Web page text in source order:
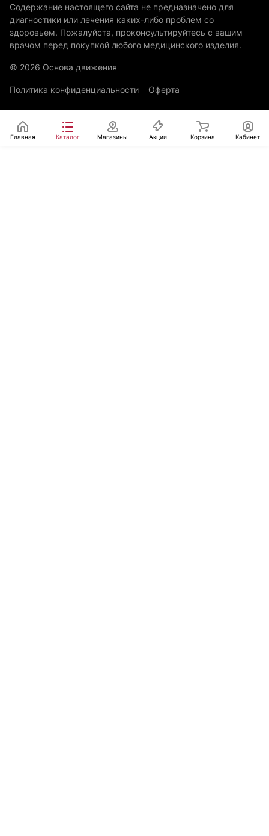
Содержание настоящего сайта не предназначено для
диагностики или лечения каких-либо проблем со
здоровьем. Пожалуйста, проконсультируйтесь с вашим
врачом перед покупкой любого медицинского изделия.
© 2026 Основа движения
Политика конфиденциальности Оферта
Главная Каталог Магазины Акции Корзина Кабинет